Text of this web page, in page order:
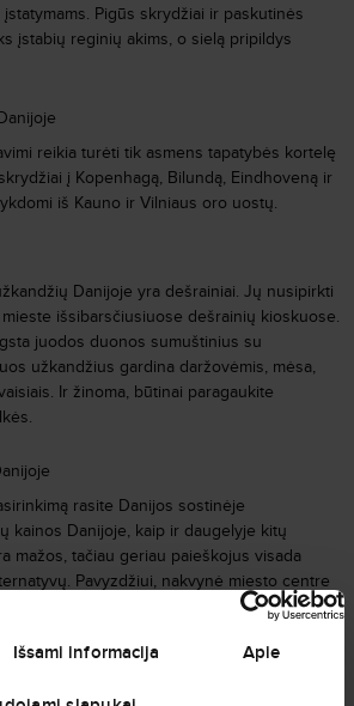
Išsami informacija Apie
Pigūs skrydžiai ir paskutinės
įstabių reginių akims, o sielą pripildys
reikia turėti tik asmens tapatybės kortelę
į Kopenhagą, Bilundą, Eindhoveną ir
iš Kauno ir Vilniaus oro uostų.
Danijoje yra dešrainiai. Jų nusipirkti
išsibarsčiusiuose dešrainių kioskuose.
juodos duonos sumuštinius su
užkandžius gardina daržovėmis, mėsa,
Ir žinoma, būtinai paragaukite
rasite Danijos sostinėje
kainos Danijoje, kaip ir daugelyje kitų
mažos, tačiau geriau paieškojus visada
Pavyzdžiui, nakvynė miesto centre
esančiame viešbutyje su puikiu
ieškokiteBertrams Guldsmeden, Axel
Arthur